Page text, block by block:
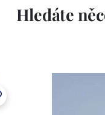
a
komorovými
klasických
Hledáte